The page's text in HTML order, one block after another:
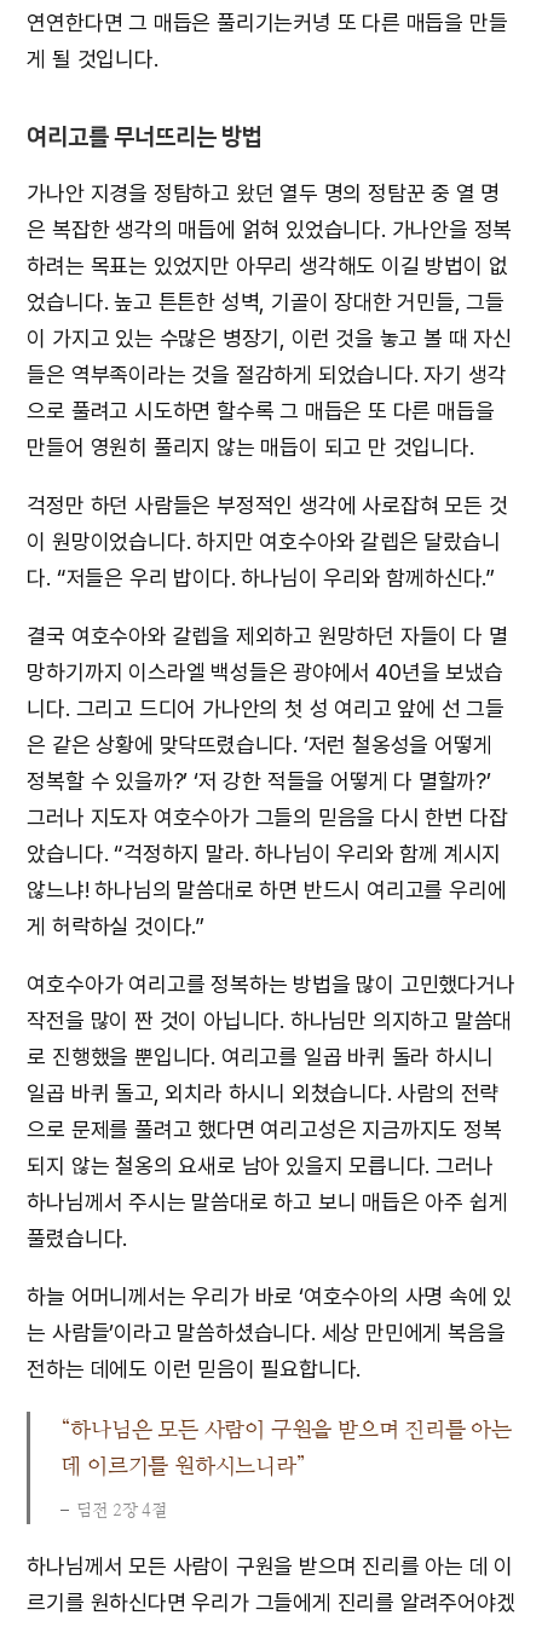
연연한다면 그 매듭은 풀리기는커녕 또 다른 매듭을 만들
게 될 것입니다.
여리고를 무너뜨리는 방법
가나안 지경을 정탐하고 왔던 열두 명의 정탐꾼 중 열 명
은 복잡한 생각의 매듭에 얽혀 있었습니다. 가나안을 정복
하려는 목표는 있었지만 아무리 생각해도 이길 방법이 없
었습니다. 높고 튼튼한 성벽, 기골이 장대한 거민들, 그들
이 가지고 있는 수많은 병장기, 이런 것을 놓고 볼 때 자신
들은 역부족이라는 것을 절감하게 되었습니다. 자기 생각
으로 풀려고 시도하면 할수록 그 매듭은 또 다른 매듭을
만들어 영원히 풀리지 않는 매듭이 되고 만 것입니다.
걱정만 하던 사람들은 부정적인 생각에 사로잡혀 모든 것
이 원망이었습니다. 하지만 여호수아와 갈렙은 달랐습니
다. “저들은 우리 밥이다. 하나님이 우리와 함께하신다.”
결국 여호수아와 갈렙을 제외하고 원망하던 자들이 다 멸
망하기까지 이스라엘 백성들은 광야에서 40년을 보냈습
니다. 그리고 드디어 가나안의 첫 성 여리고 앞에 선 그들
은 같은 상황에 맞닥뜨렸습니다. ‘저런 철옹성을 어떻게
정복할 수 있을까?’ ‘저 강한 적들을 어떻게 다 멸할까?’
그러나 지도자 여호수아가 그들의 믿음을 다시 한번 다잡
았습니다. “걱정하지 말라. 하나님이 우리와 함께 계시지
않느냐! 하나님의 말씀대로 하면 반드시 여리고를 우리에
게 허락하실 것이다.”
여호수아가 여리고를 정복하는 방법을 많이 고민했다거나
작전을 많이 짠 것이 아닙니다. 하나님만 의지하고 말씀대
로 진행했을 뿐입니다. 여리고를 일곱 바퀴 돌라 하시니
일곱 바퀴 돌고, 외치라 하시니 외쳤습니다. 사람의 전략
으로 문제를 풀려고 했다면 여리고성은 지금까지도 정복
되지 않는 철옹의 요새로 남아 있을지 모릅니다. 그러나
하나님께서 주시는 말씀대로 하고 보니 매듭은 아주 쉽게
풀렸습니다.
하늘 어머니께서는 우리가 바로 ‘여호수아의 사명 속에 있
는 사람들’이라고 말씀하셨습니다. 세상 만민에게 복음을
전하는 데에도 이런 믿음이 필요합니다.
“하나님은 모든 사람이 구원을 받으며 진리를 아는
데 이르기를 원하시느니라”
딤전 2장 4절
하나님께서 모든 사람이 구원을 받으며 진리를 아는 데 이
르기를 원하신다면 우리가 그들에게 진리를 알려주어야겠